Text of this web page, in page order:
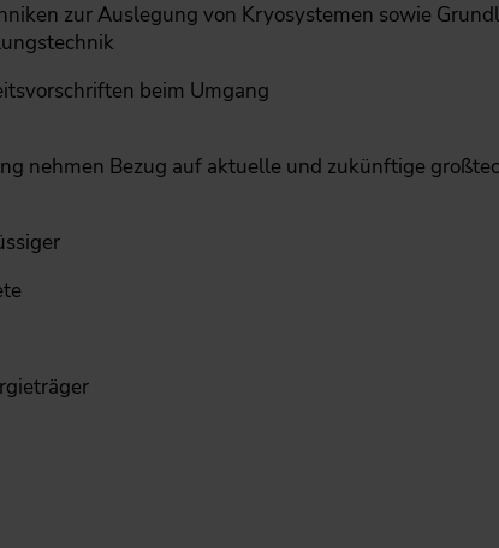
zur Auslegung von ­Kryosystemen sowie
beim Umgang
nehmen Bezug auf aktuelle und zukünftige